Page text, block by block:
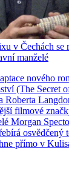
v Čechách se
manželé
nového
(The Secret
Roberta
filmové
Morgan
osvědčený
přímo v